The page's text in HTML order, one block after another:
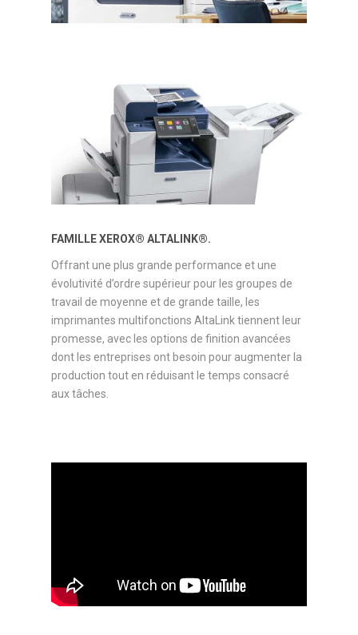
FAMILLE XEROX® ALTALINK®.
Offrant une plus grande performance et une
évolutivité d’ordre supérieur pour les groupes de
travail de moyenne et de grande taille, les
imprimantes multifonctions AltaLink tiennent leur
promesse, avec les options de finition avancées
dont les entreprises ont besoin pour augmenter la
production tout en réduisant le temps consacré
aux tâches.